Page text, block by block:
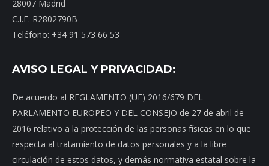
28007 Madrid
C.I.F. R2802790B
Teléfono: +34 91 573 66 53
AVISO LEGAL Y PRIVACIDAD:
De acuerdo al REGLAMENTO (UE) 2016/679 DEL
PARLAMENTO EUROPEO Y DEL CONSEJO de 27 de abril de
2016 relativo a la protección de las personas físicas en lo que
respecta al tratamiento de datos personales y a la libre
circulación de estos datos, y demás normativa estatal sobre la